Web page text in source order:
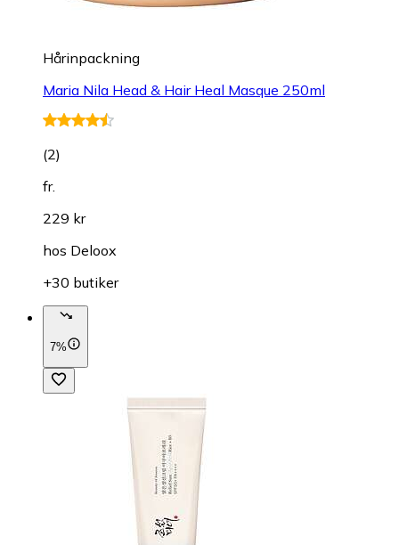
Hårinpackning
Maria Nila Head & Hair Heal Masque 250ml
(2)
fr.
229 kr
hos Deloox
+30 butiker
7%